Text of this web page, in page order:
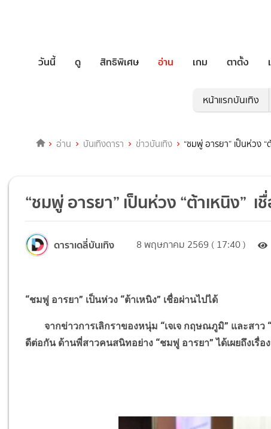
วันนี้ ดู สิทธิพิเศษ อ่าน เกม ตาตั้ง
หน้าแรกบันเทิง
อ่าน บันเทิงดารา ข่าวบันเทิง “ชมพู่ อารยา” เป็นห่วง “
“ชมพู่ อารยา” เป็นห่วง “ต้าเหนิง” เ
ดาราเดลี่บันเทิง 8 พฤษภาคม 2569 ( 17:40 )
“ชมพู่ อารยา” เป็นห่วง “ต้าเหนิง” เชื่อผ่านไปได้
จากข่าวการเลิกราของหนุ่ม “เจเจ กฤษณภูมิ” และสาว
ดีต่อกัน ด้านพี่สาวคนสนิทอย่าง “ชมพู่ อารยา” ได้เผยถึงเรื่อ